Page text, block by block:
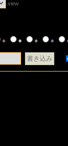
view
● ● ● ●